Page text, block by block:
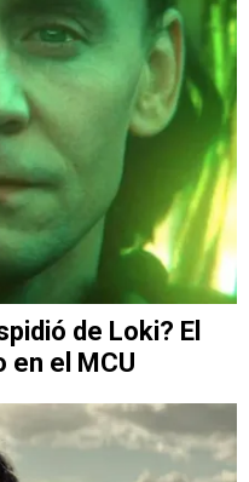
de Loki? El
en el MCU